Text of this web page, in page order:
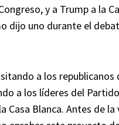
y a Trump a la
dijo uno durante el
a los republicanos
a los líderes del
Casa Blanca. Antes de